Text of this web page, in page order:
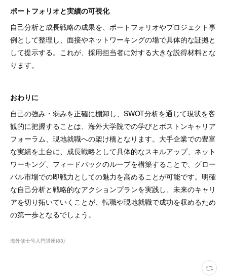
ポートフォリオと実績の可視化
自己分析と成長戦略の成果を、ポートフォリオやプロジェクト事
例として整理し、面接やネットワーキングの場で具体的な証拠と
して提示する。これが、採用担当者に対する大きな説得材料とな
ります。
おわりに
自己の強み・弱みを正確に棚卸し、SWOT分析を通じて現状を客
観的に把握することは、海外大学院での学びとボストンキャリア
フォーラム、現地就職への架け橋となります。大手企業での豊富
な実績を土台に、成長戦略として具体的なスキルアップ、ネット
ワーキング、フィードバックのループを構築することで、グロー
バル市場での即戦力としての魅力を高めることが可能です。明確
な自己分析と戦略的なアクションプランを実践し、未来のキャリ
アを切り拓いていくことが、転職や現地就職で成功を収めるため
の第一歩となるでしょう。
海外修士号入門講座(83)